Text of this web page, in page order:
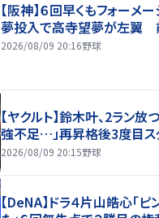
【阪神】６回早くもフォー
夢投入で高寺望夢が左翼
2026/08/09 20:16野球
【ヤクルト】鈴木叶、2ラン
強不足…」再昇格後3度目ス
2026/08/09 20:15野球
【DeNA】ドラ４片山皓心「